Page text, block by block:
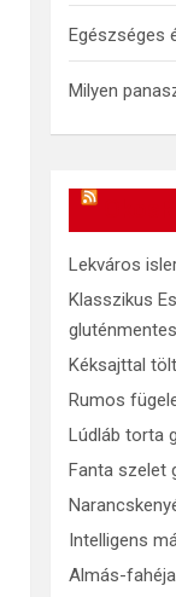
Egészséges
Milyen
Lekváros
Klasszikus
Kéksajttal
Rumos
Lúdláb torta
Fanta szelet
Intelligens
Almás-